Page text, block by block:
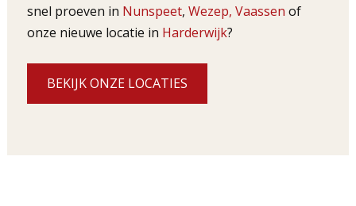
snel proeven in Nunspeet, Wezep, Vaassen of
onze nieuwe locatie in Harderwijk?
BEKIJK ONZE LOCATIES